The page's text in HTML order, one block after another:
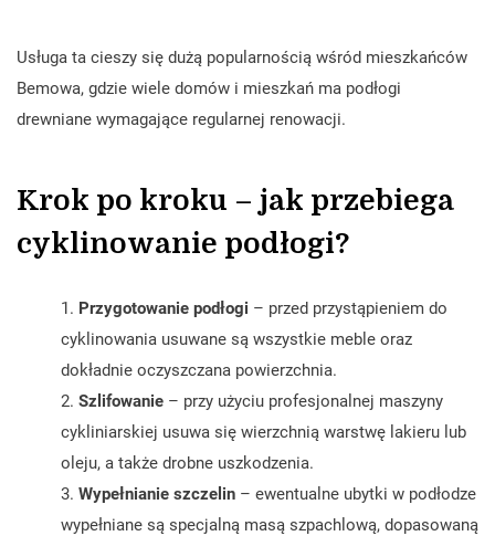
Usługa ta cieszy się dużą popularnością wśród mieszkańców
Bemowa, gdzie wiele domów i mieszkań ma podłogi
drewniane wymagające regularnej renowacji.
Krok po kroku – jak przebiega
cyklinowanie podłogi?
Przygotowanie podłogi – przed przystąpieniem do
cyklinowania usuwane są wszystkie meble oraz
dokładnie oczyszczana powierzchnia.
Szlifowanie – przy użyciu profesjonalnej maszyny
cykliniarskiej usuwa się wierzchnią warstwę lakieru lub
oleju, a także drobne uszkodzenia.
Wypełnianie szczelin – ewentualne ubytki w podłodze
wypełniane są specjalną masą szpachlową, dopasowaną